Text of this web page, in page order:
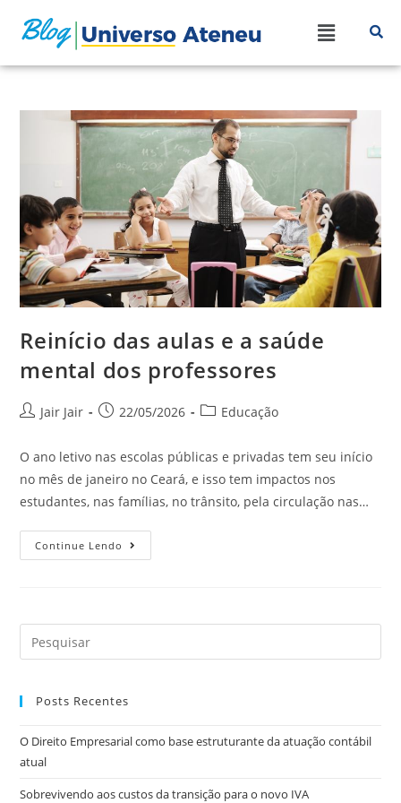
Reinício das aulas e a saúde
mental dos professores
Jair Jair 22/05/2026 Educação
O ano letivo nas escolas públicas e privadas tem seu início
no mês de janeiro no Ceará, e isso tem impactos nos
estudantes, nas famílias, no trânsito, pela circulação nas…
Continue Lendo
Posts Recentes
O Direito Empresarial como base estruturante da atuação contábil
atual
Sobrevivendo aos custos da transição para o novo IVA